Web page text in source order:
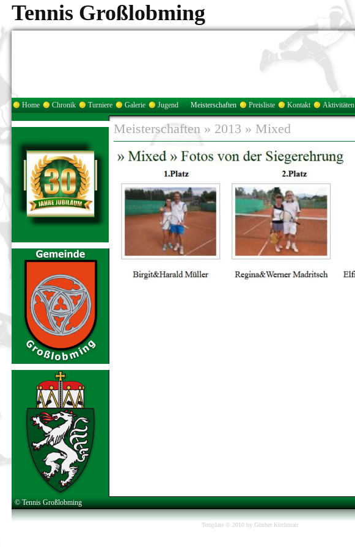
Tennis Großlobming
Home Chronik Turniere Galerie Jugend Meisterschaften Preisliste Kontakt Aktivitäten
Meisterschaften » 2013 » Mixed
© Tennis Großlobming
Template © 2010 by Günher Kirchmair